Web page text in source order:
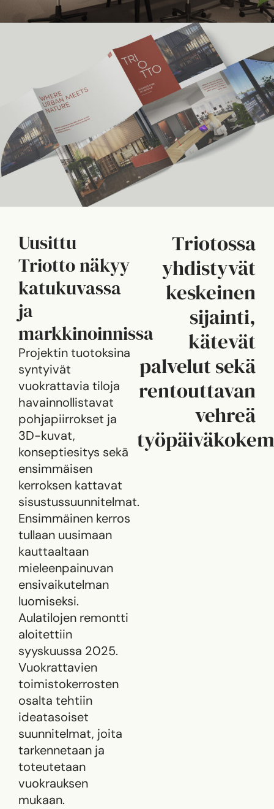
Uusittu
Triotto näkyy
katukuvassa
ja
markkinoinnissa
Projektin tuotoksina
syntyivät
vuokrattavia tiloja
havainnollistavat
pohjapiirrokset ja
3D-kuvat,
konseptiesitys sekä
ensimmäisen
kerroksen kattavat
sisustussuunnitelmat.
Ensimmäinen kerros
tullaan uusimaan
kauttaaltaan
mieleenpainuvan
ensivaikutelman
luomiseksi.
Aulatilojen remontti
aloitettiin
syyskuussa 2025.
Vuokrattavien
toimistokerrosten
osalta tehtiin
ideatasoiset
suunnitelmat, joita
tarkennetaan ja
toteutetaan
vuokrauksen
mukaan.
Triotossa
yhdistyvät
keskeinen
sijainti,
kätevät
palvelut sekä
rentouttavan
vehreä